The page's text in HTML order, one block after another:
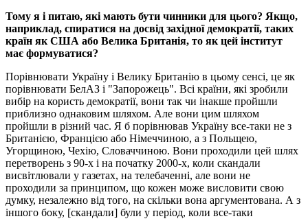
Тому я і питаю, які мають бути чинники для цього? Якщо,
наприклад, спиратися на досвід західної демократії, таких
країн як США або Велика Британія, то як цей інститут
має формуватися?
Порівнювати Україну і Велику Британію в цьому сенсі, це як
порівнювати БелАЗ і "Запорожець". Всі країни, які зробили
вибір на користь демократії, вони так чи інакше пройшли
приблизно однаковим шляхом. Але вони цим шляхом
пройшли в різний час. Я б порівнював Україну все-таки не з
Британією, Францією або Німеччиною, а з Польщею,
Угорщиною, Чехію, Словаччиною. Вони проходили цей шлях
перетворень з 90-х і на початку 2000-х, коли скандали
висвітлювали у газетах, на телебаченні, але вони не
проходили за принципом, що кожен може висловити свою
думку, незалежно від того, на скільки вона аргументована. А з
іншого боку, [скандали] були у період, коли все-таки